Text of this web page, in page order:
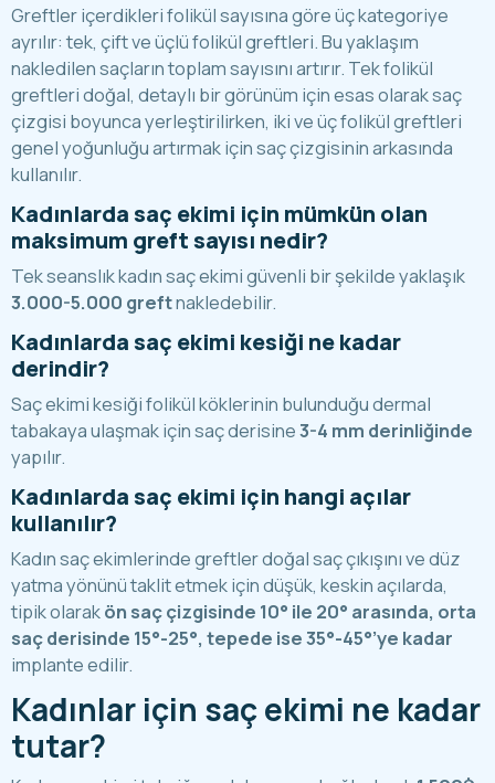
Greftler içerdikleri folikül sayısına göre üç kategoriye
ayrılır: tek, çift ve üçlü folikül greftleri. Bu yaklaşım
nakledilen saçların toplam sayısını artırır. Tek folikül
greftleri doğal, detaylı bir görünüm için esas olarak saç
çizgisi boyunca yerleştirilirken, iki ve üç folikül greftleri
genel yoğunluğu artırmak için saç çizgisinin arkasında
kullanılır.
Kadınlarda saç ekimi için mümkün olan
maksimum greft sayısı nedir?
Tek seanslık kadın saç ekimi güvenli bir şekilde yaklaşık
3.000-5.000 greftnakledebilir.
Kadınlarda saç ekimi kesiği ne kadar
derindir?
Saç ekimi kesiği folikül köklerinin bulunduğu dermal
tabakaya ulaşmak için saç derisine3-4 mm derinliğinde
yapılır.
Kadınlarda saç ekimi için hangi açılar
kullanılır?
Kadın saç ekimlerinde greftler doğal saç çıkışını ve düz
yatma yönünü taklit etmek için düşük, keskin açılarda,
tipik olarakön saç çizgisinde 10° ile 20° arasında, orta
saç derisinde 15°-25°, tepede ise 35°-45°’ye kadar
implante edilir.
Kadınlar için saç ekimi ne kadar
tutar?